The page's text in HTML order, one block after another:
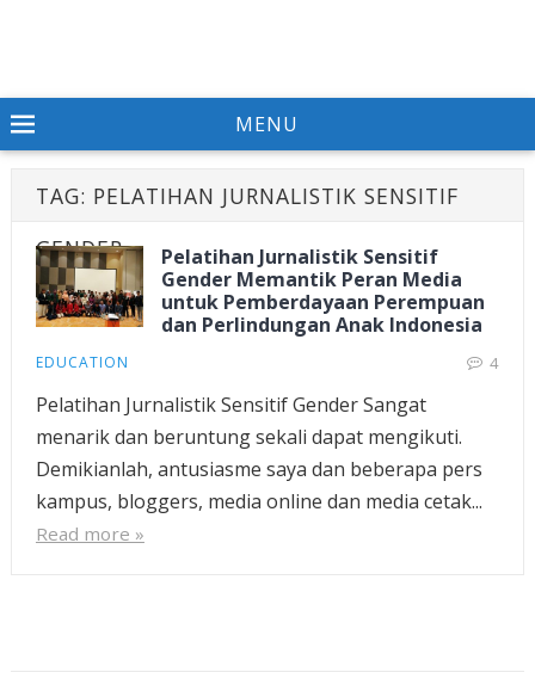
MENU
TAG: PELATIHAN JURNALISTIK SENSITIF
GENDER
Pelatihan Jurnalistik Sensitif
Gender Memantik Peran Media
untuk Pemberdayaan Perempuan
dan Perlindungan Anak Indonesia
EDUCATION 4
Pelatihan Jurnalistik Sensitif Gender Sangat
menarik dan beruntung sekali dapat mengikuti.
Demikianlah, antusiasme saya dan beberapa pers
kampus, bloggers, media online dan media cetak...
Read more »